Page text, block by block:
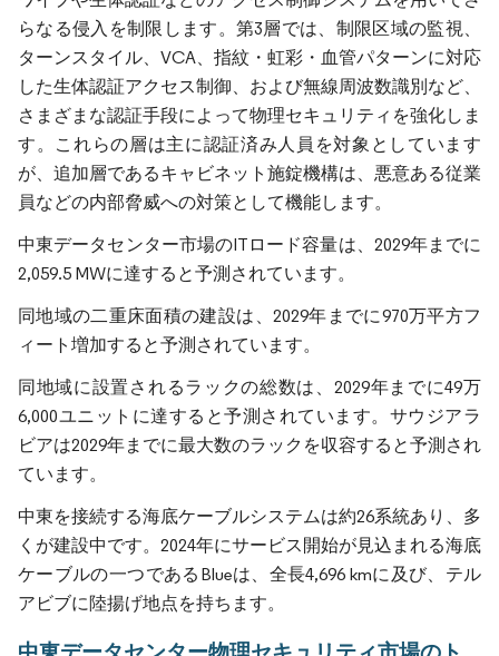
らなる侵入を制限します。第3層では、制限区域の監視、
ターンスタイル、VCA、指紋・虹彩・血管パターンに対応
した生体認証アクセス制御、および無線周波数識別など、
さまざまな認証手段によって物理セキュリティを強化しま
す。これらの層は主に認証済み人員を対象としています
が、追加層であるキャビネット施錠機構は、悪意ある従業
員などの内部脅威への対策として機能します。
中東データセンター市場のITロード容量は、2029年までに
2,059.5 MWに達すると予測されています。
同地域の二重床面積の建設は、2029年までに970万平方フ
ィート増加すると予測されています。
同地域に設置されるラックの総数は、2029年までに49万
6,000ユニットに達すると予測されています。サウジアラ
ビアは2029年までに最大数のラックを収容すると予測され
ています。
中東を接続する海底ケーブルシステムは約26系統あり、多
くが建設中です。2024年にサービス開始が見込まれる海底
ケーブルの一つであるBlueは、全長4,696 kmに及び、テル
アビブに陸揚げ地点を持ちます。